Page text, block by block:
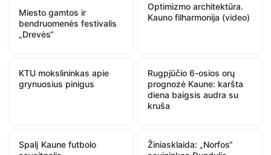
Miesto gamtos ir
bendruomenės festivalis
„Drevės“
Optimizmo architektūra.
Kauno filharmonija (video)
KTU mokslininkas apie
grynuosius pinigus
Rugpjūčio 6-osios orų
prognozė Kaune: karšta
diena baigsis audra su
kruša
Spalį Kaune futbolo
Žiniasklaida: „Norfos“